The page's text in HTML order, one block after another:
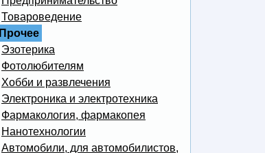
Товароведение
Прочее
Эзотерика
Фотолюбителям
Хобби и развлечения
Электроника и электротехника
Фармакология, фармакопея
Нанотехнологии
Автомобили, для автомобилистов,